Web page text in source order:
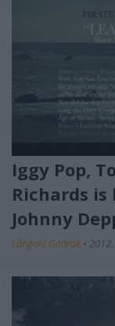
Iggy Pop,
Richards
Johnny
Lángoló Gitárok •